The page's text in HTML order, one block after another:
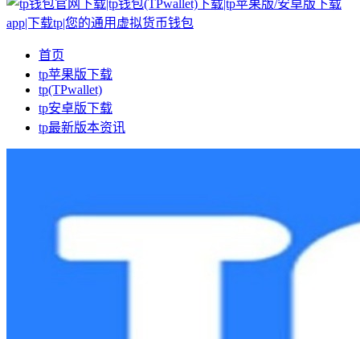
首页
tp苹果版下载
tp(TPwallet)
tp安卓版下载
tp最新版本资讯